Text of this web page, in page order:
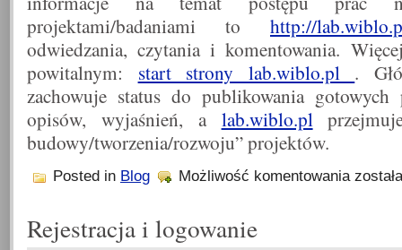
projektami/badaniami to http://
odwiedzania, czytania i komentowania.
powitalnym: start strony lab.wiblo.pl .
zachowuje status do publikowania gotowych
opisów, wyjaśnień, a lab.wiblo.pl
budowy/tworzenia/rozwoju” projektów.
Posted in Blog Możliwość komentowania WiBlo
Rejestracja i logowanie